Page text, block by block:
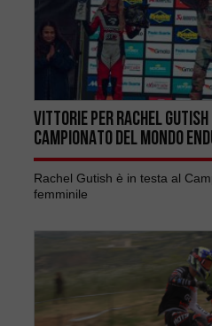
VITTORIE PER Rachel
CAMPIONATO DEL MONDO
Rachel Gutish è in testa al
femminile